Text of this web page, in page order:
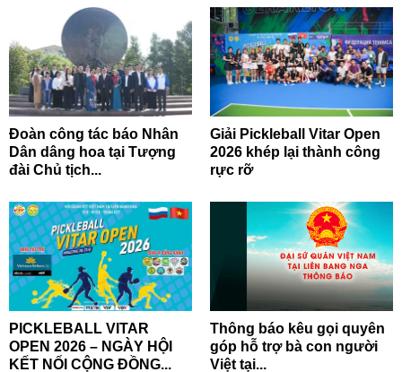
Đoàn công tác báo Nhân
Dân dâng hoa tại Tượng
đài Chủ tịch...
Giải Pickleball Vitar Open
2026 khép lại thành công
rực rỡ
PICKLEBALL VITAR
OPEN 2026 – NGÀY HỘI
KẾT NỐI CỘNG ĐỒNG...
Thông báo kêu gọi quyên
góp hỗ trợ bà con người
Việt tại...